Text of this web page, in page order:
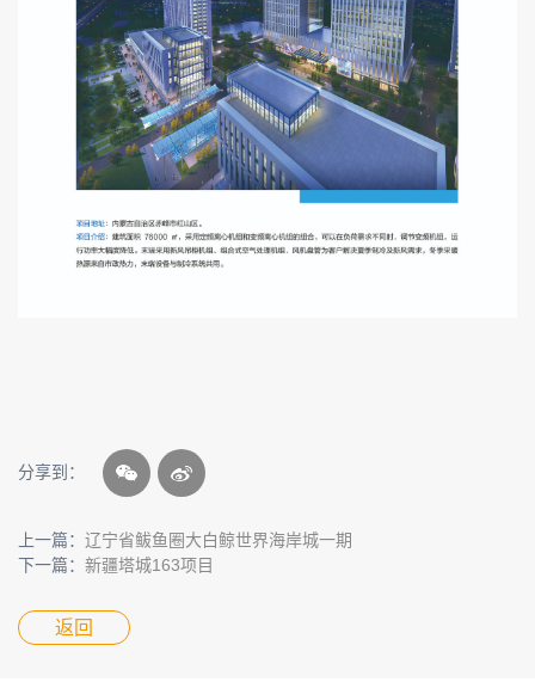
分享到：
上一篇： 辽宁省鲅鱼圈大白鲸世界海岸城一期
下一篇： 新疆塔城163项目
返回